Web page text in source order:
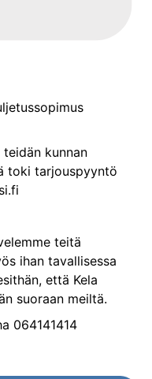
kunnan
toki tarjouspyyntö
teitä
ihan tavallisessa
että Kela
suoraan meiltä.
064141414